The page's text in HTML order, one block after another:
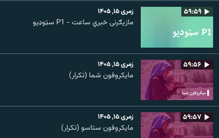
۵۹:۵۹ زمری ۱۵, ۱۴۰۵
مازیګرنی خبري ساعت - P1 سټوډیو
۵۹:۵۶ زمری ۱۵, ۱۴۰۵
مایکروفون شما (تکرار)
۵۹:۵۷ زمری ۱۵, ۱۴۰۵
مایکروفون ستاسو (تکرار)